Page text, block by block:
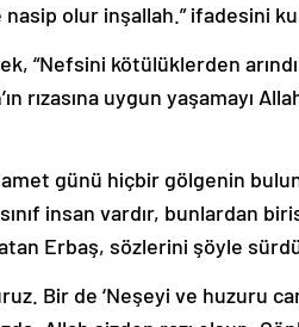
olur inşallah.” ifadesini
“Nefsini kötülüklerden
rızasına uygun yaşamayı
günü hiçbir gölgenin
insan vardır, bunlardan
Erbaş, sözlerini şöyle
Bir de ‘Neşeyi ve huzuru